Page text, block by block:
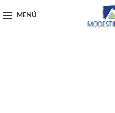
MENÚ